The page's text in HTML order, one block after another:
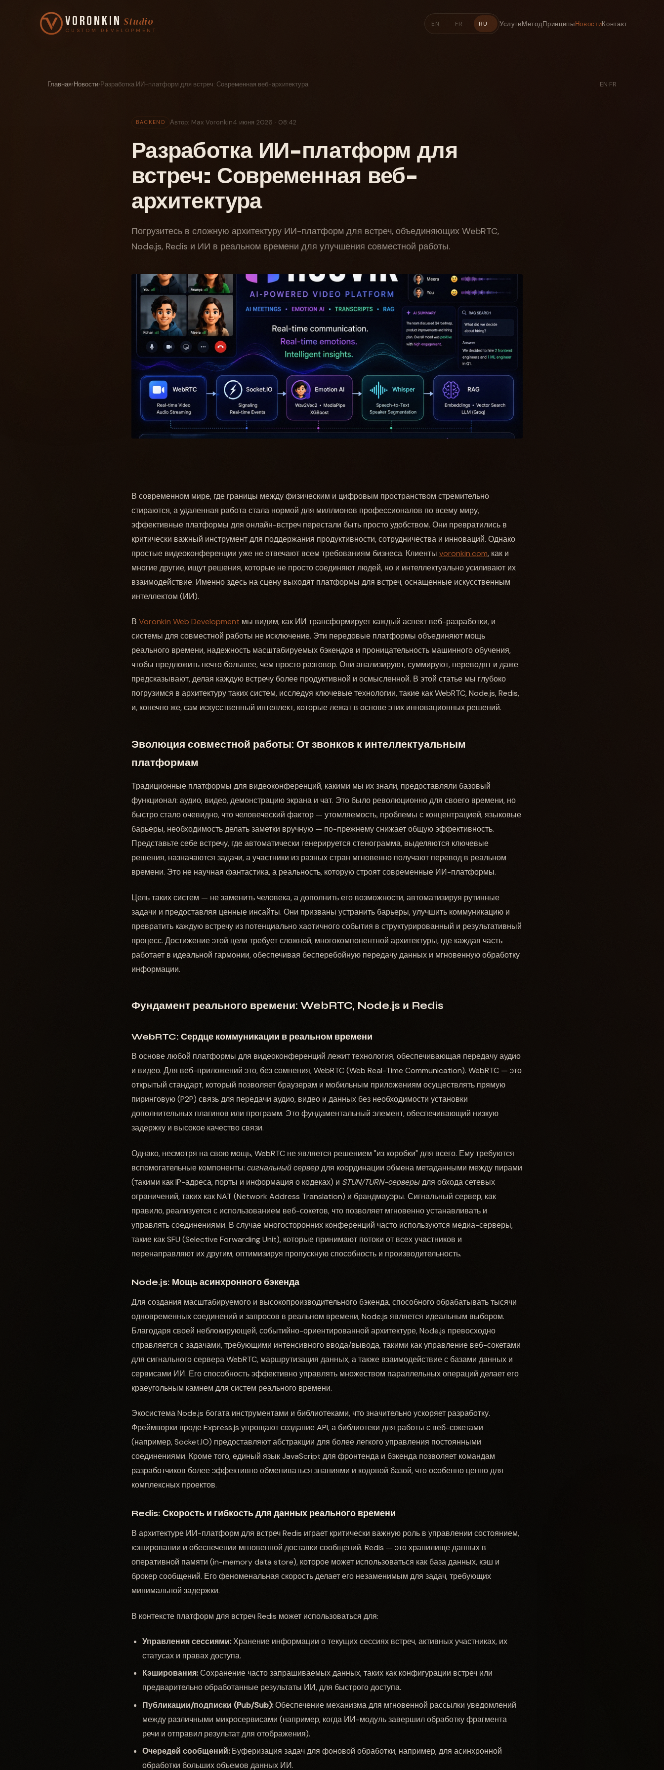
Voronkin Studio
CUSTOM DEVELOPMENT
EN FR RU УслугиМетодПринципыНовостиКонтакт
Главная›Новости›Разработка ИИ-платформ для встреч: Современная веб-архитектура EN·FR
BACKEND Автор: Max Voronkin4 июня 2026 · 08:42
Разработка ИИ-платформ для
встреч: Современная веб-
архитектура
Погрузитесь в сложную архитектуру ИИ-платформ для встреч, объединяющих WebRTC,
Node.js, Redis и ИИ в реальном времени для улучшения совместной работы.
В современном мире, где границы между физическим и цифровым пространством стремительно
стираются, а удаленная работа стала нормой для миллионов профессионалов по всему миру,
эффективные платформы для онлайн-встреч перестали быть просто удобством. Они превратились в
критически важный инструмент для поддержания продуктивности, сотрудничества и инноваций. Однако
простые видеоконференции уже не отвечают всем требованиям бизнеса. Клиенты voronkin.com, как и
многие другие, ищут решения, которые не просто соединяют людей, но и интеллектуально усиливают их
взаимодействие. Именно здесь на сцену выходят платформы для встреч, оснащенные искусственным
интеллектом (ИИ).
В Voronkin Web Development мы видим, как ИИ трансформирует каждый аспект веб-разработки, и
системы для совместной работы не исключение. Эти передовые платформы объединяют мощь
реального времени, надежность масштабируемых бэкендов и проницательность машинного обучения,
чтобы предложить нечто большее, чем просто разговор. Они анализируют, суммируют, переводят и даже
предсказывают, делая каждую встречу более продуктивной и осмысленной. В этой статье мы глубоко
погрузимся в архитектуру таких систем, исследуя ключевые технологии, такие как WebRTC, Node.js, Redis,
и, конечно же, сам искусственный интеллект, которые лежат в основе этих инновационных решений.
Эволюция совместной работы: От звонков к интеллектуальным
платформам
Традиционные платформы для видеоконференций, какими мы их знали, предоставляли базовый
функционал: аудио, видео, демонстрацию экрана и чат. Это было революционно для своего времени, но
быстро стало очевидно, что человеческий фактор — утомляемость, проблемы с концентрацией, языковые
барьеры, необходимость делать заметки вручную — по-прежнему снижает общую эффективность.
Представьте себе встречу, где автоматически генерируется стенограмма, выделяются ключевые
решения, назначаются задачи, а участники из разных стран мгновенно получают перевод в реальном
времени. Это не научная фантастика, а реальность, которую строят современные ИИ-платформы.
Цель таких систем — не заменить человека, а дополнить его возможности, автоматизируя рутинные
задачи и предоставляя ценные инсайты. Они призваны устранить барьеры, улучшить коммуникацию и
превратить каждую встречу из потенциально хаотичного события в структурированный и результативный
процесс. Достижение этой цели требует сложной, многокомпонентной архитектуры, где каждая часть
работает в идеальной гармонии, обеспечивая бесперебойную передачу данных и мгновенную обработку
информации.
Фундамент реального времени: WebRTC, Node.js и Redis
WebRTC: Сердце коммуникации в реальном времени
В основе любой платформы для видеоконференций лежит технология, обеспечивающая передачу аудио
и видео. Для веб-приложений это, без сомнения, WebRTC (Web Real-Time Communication). WebRTC — это
открытый стандарт, который позволяет браузерам и мобильным приложениям осуществлять прямую
пиринговую (P2P) связь для передачи аудио, видео и данных без необходимости установки
дополнительных плагинов или программ. Это фундаментальный элемент, обеспечивающий низкую
задержку и высокое качество связи.
Однако, несмотря на свою мощь, WebRTC не является решением "из коробки" для всего. Ему требуются
вспомогательные компоненты: сигнальный сервердля координации обмена метаданными между пирами
(такими как IP-адреса, порты и информация о кодеках) и STUN/TURN-серверыдля обхода сетевых
ограничений, таких как NAT (Network Address Translation) и брандмауэры. Сигнальный сервер, как
правило, реализуется с использованием веб-сокетов, что позволяет мгновенно устанавливать и
управлять соединениями. В случае многосторонних конференций часто используются медиа-серверы,
такие как SFU (Selective Forwarding Unit), которые принимают потоки от всех участников и
перенаправляют их другим, оптимизируя пропускную способность и производительность.
Node.js: Мощь асинхронного бэкенда
Для создания масштабируемого и высокопроизводительного бэкенда, способного обрабатывать тысячи
одновременных соединений и запросов в реальном времени, Node.js является идеальным выбором.
Благодаря своей неблокирующей, событийно-ориентированной архитектуре, Node.js превосходно
справляется с задачами, требующими интенсивного ввода/вывода, такими как управление веб-сокетами
для сигнального сервера WebRTC, маршрутизация данных, а также взаимодействие с базами данных и
сервисами ИИ. Его способность эффективно управлять множеством параллельных операций делает его
краеугольным камнем для систем реального времени.
Экосистема Node.js богата инструментами и библиотеками, что значительно ускоряет разработку.
Фреймворки вроде Express.js упрощают создание API, а библиотеки для работы с веб-сокетами
(например, Socket.IO) предоставляют абстракции для более легкого управления постоянными
соединениями. Кроме того, единый язык JavaScript для фронтенда и бэкенда позволяет командам
разработчиков более эффективно обмениваться знаниями и кодовой базой, что особенно ценно для
комплексных проектов.
Redis: Скорость и гибкость для данных реального времени
В архитектуре ИИ-платформ для встреч Redis играет критически важную роль в управлении состоянием,
кэшировании и обеспечении мгновенной доставки сообщений. Redis — это хранилище данных в
оперативной памяти (in-memory data store), которое может использоваться как база данных, кэш и
брокер сообщений. Его феноменальная скорость делает его незаменимым для задач, требующих
минимальной задержки.
В контексте платформ для встреч Redis может использоваться для:
Управления сессиями:Хранение информации о текущих сессиях встреч, активных участниках, их
статусах и правах доступа.
Кэширования:Сохранение часто запрашиваемых данных, таких как конфигурации встреч или
предварительно обработанные результаты ИИ, для быстрого доступа.
Публикации/подписки (Pub/Sub):Обеспечение механизма для мгновенной рассылки уведомлений
между различными микросервисами (например, когда ИИ-модуль завершил обработку фрагмента
речи и отправил результат для отображения).
Очередей сообщений:Буферизация задач для фоновой обработки, например, для асинхронной
обработки больших объемов данных ИИ.